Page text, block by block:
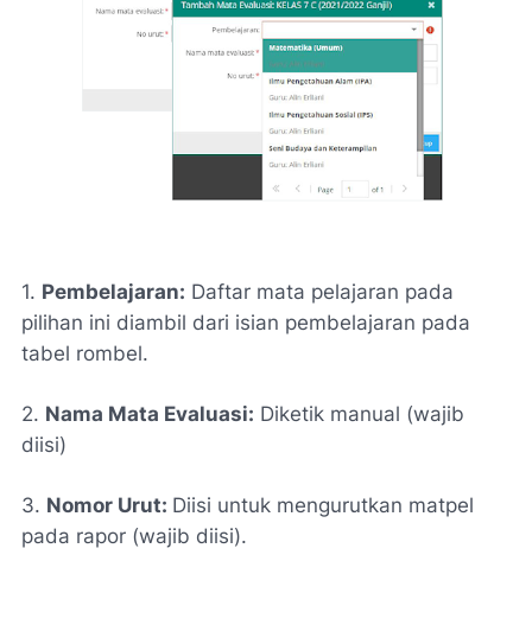
1. Pembelajaran: Daftar mata pelajaran pada
pilihan ini diambil dari isian pembelajaran pada
tabel rombel.
2. Nama Mata Evaluasi: Diketik manual (wajib
diisi)
3. Nomor Urut: Diisi untuk mengurutkan matpel
pada rapor (wajib diisi).